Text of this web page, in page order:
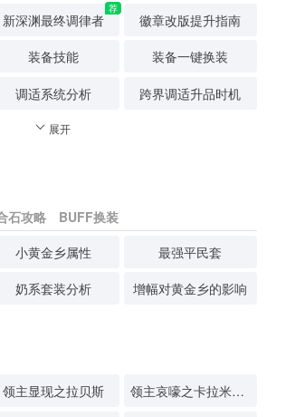
新深渊最终调律者
荐
徽章改版提升指南
装备技能 装备一键换装
调适系统分析 跨界调适升品时机
展开
石攻略
BUFF换装
小黄金乡属性 最强平民套
奶系套装分析 增幅对黄金乡的影响
领主显现之拉贝斯 领主哀嚎之卡拉米塔斯